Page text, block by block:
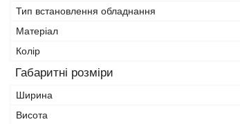
Тип встановлення обладнання
Матеріал
Колір
Габаритні розміри
Ширина
Висота